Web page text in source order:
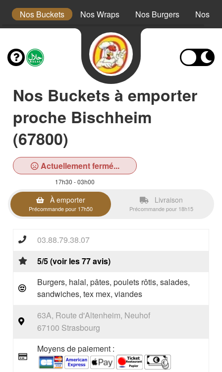
Nos Buckets Nos Wraps Nos Burgers Nos
Nos Buckets à emporter
proche Bischheim
(67800)
Actuellement fermé...
17h30 - 03h00
À emporter
Précommande pour 17h50
Livraison
Précommande pour 18h15
03.88.79.38.07
5/5 (voir les 77 avis)
Burgers, halal, pâtes, poulets rôtis, salades,
sandwiches, tex mex, viandes
63A, Route d'Altenheim, Neuhof
67100 Strasbourg
Moyens de paiement :